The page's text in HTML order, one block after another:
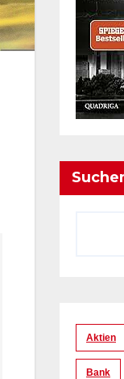
Aktien
Bank